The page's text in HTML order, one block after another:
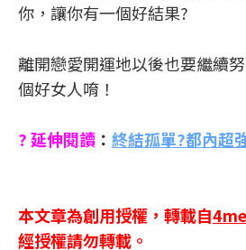
你，讓你有一個好結果?
離開戀愛開運地以後也要繼續
個好女人唷！
?延伸閱讀 ： 終結孤單?都內超
本文章為創用授權，轉載自
經授權請勿轉載。